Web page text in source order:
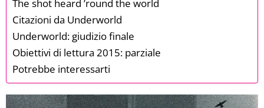
The shot heard ’round the world
Citazioni da Underworld
Underworld: giudizio finale
Obiettivi di lettura 2015: parziale
Potrebbe interessarti